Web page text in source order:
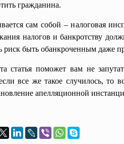
гражданина.
сам собой – налоговая
налогов и банкротству
риск быть обанкроченным даже
статья поможет вам не
все же такое случилось, то
апелляционной